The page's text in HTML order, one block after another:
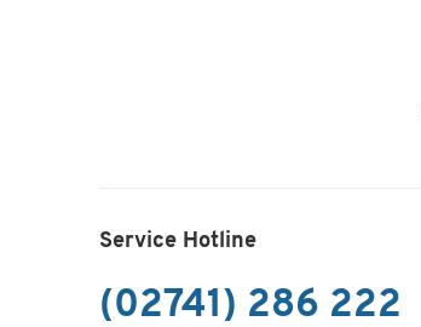
Service Hotline
(02741) 286 222